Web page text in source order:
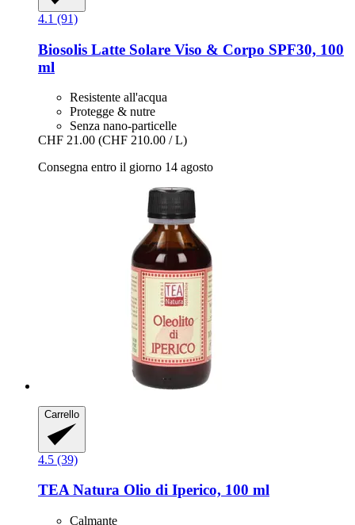
4.1 (91)
Biosolis Latte Solare Viso & Corpo SPF30, 100
ml
Resistente all'acqua
Protegge & nutre
Senza nano-particelle
CHF 21.00 (CHF 210.00 / L)
Consegna entro il giorno 14 agosto
Carrello
4.5 (39)
TEA Natura Olio di Iperico, 100 ml
Calmante